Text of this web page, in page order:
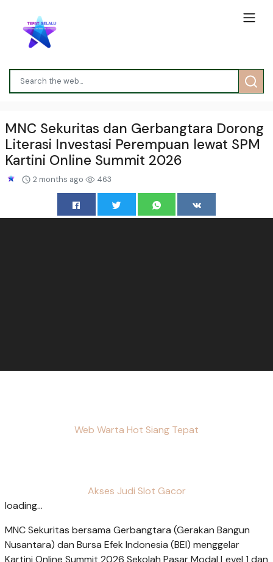
MNC Sekuritas dan Gerbangtara Dorong
Literasi Investasi Perempuan lewat SPM
Kartini Online Summit 2026
2 months ago 463
Web Warta Hot Siang Tepat
Akses Judi Slot Gacor
loading...
MNC Sekuritas bersama Gerbangtara (Gerakan Bangun
Nusantara) dan Bursa Efek Indonesia (BEI) menggelar
Kartini Online Summit 2026 Sekolah Pasar Modal Level 1 dan